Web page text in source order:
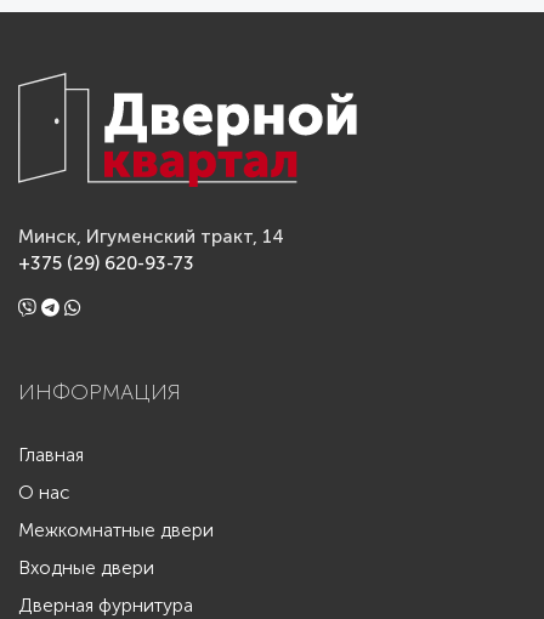
Минск, Игуменский тракт, 14
+375 (29) 620-93-73
ИНФОРМАЦИЯ
Главная
О нас
Межкомнатные двери
Входные двери
Дверная фурнитура